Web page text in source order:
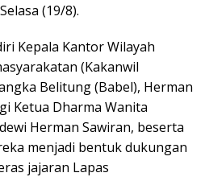
(19/8).
Kepala Kantor Wilayah
(Kakanwil
Belitung (Babel), Herman
Ketua Dharma Wanita
Herman Sawiran, beserta
menjadi bentuk dukungan
jajaran Lapas